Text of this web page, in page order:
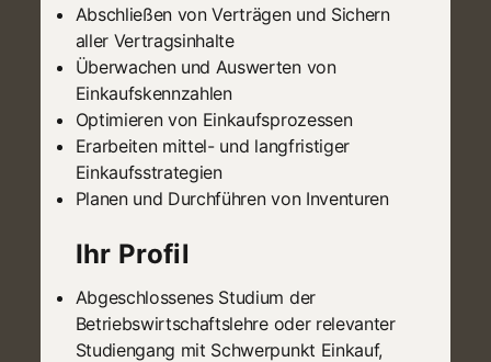
Abschließen von Verträgen und Sichern
aller Vertragsinhalte
Überwachen und Auswerten von
Einkaufskennzahlen
Optimieren von Einkaufsprozessen
Erarbeiten mittel- und langfristiger
Einkaufsstrategien
Planen und Durchführen von Inventuren
Ihr Profil
Abgeschlossenes Studium der
Betriebswirtschaftslehre oder relevanter
Studiengang mit Schwerpunkt Einkauf,